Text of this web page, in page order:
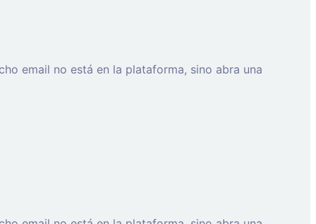
email no está en la plataforma, sino abra una